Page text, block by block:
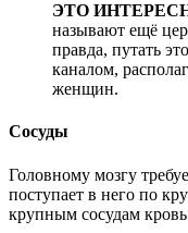
ЭТО
называют ещё
правда, путать
каналом,
женщин.
Сосуды
Головному мозгу
поступает в него по
крупным сосудам кровь